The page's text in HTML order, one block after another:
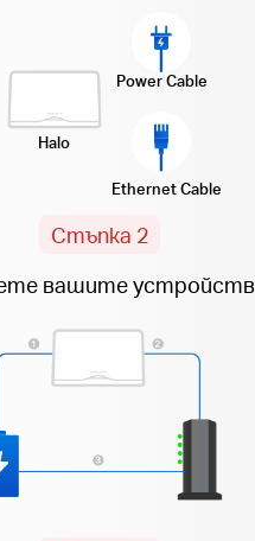
Halo
Power Cable
Ethernet Cable
Стъпка 2
вашите